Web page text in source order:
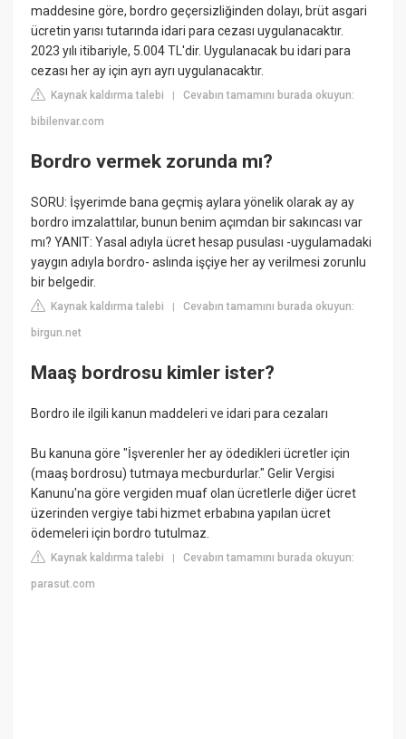
maddesine göre, bordro geçersizliğinden dolayı, brüt asgari
ücretin yarısı tutarında idari para cezası uygulanacaktır.
2023 yılı itibariyle, 5.004 TL'dir. Uygulanacak bu idari para
cezası her ay için ayrı ayrı uygulanacaktır.
Kaynak kaldırma talebi |Cevabın tamamını burada okuyun:
bibilenvar.com
Bordro vermek zorunda mı?
SORU: İşyerimde bana geçmiş aylara yönelik olarak ay ay
bordro imzalattılar, bunun benim açımdan bir sakıncası var
mı? YANIT: Yasal adıyla ücret hesap pusulası -uygulamadaki
yaygın adıyla bordro- aslında işçiye her ay verilmesi zorunlu
bir belgedir.
Kaynak kaldırma talebi |Cevabın tamamını burada okuyun:
birgun.net
Maaş bordrosu kimler ister?
Bordro ile ilgili kanun maddeleri ve idari para cezaları
Bu kanuna göre "İşverenler her ay ödedikleri ücretler için
(maaş bordrosu) tutmaya mecburdurlar." Gelir Vergisi
Kanunu'na göre vergiden muaf olan ücretlerle diğer ücret
üzerinden vergiye tabi hizmet erbabına yapılan ücret
ödemeleri için bordro tutulmaz.
Kaynak kaldırma talebi |Cevabın tamamını burada okuyun:
parasut.com